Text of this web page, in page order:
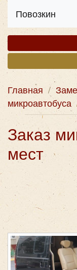
Повозкин
Главная /
микроавтобуса
Заказ
мест